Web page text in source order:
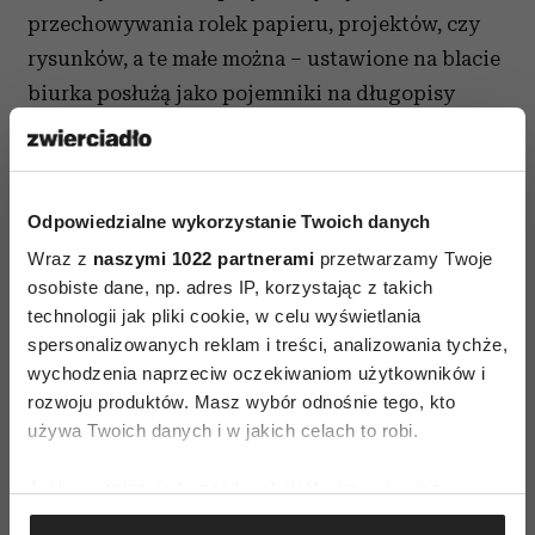
Odpowiedzialne wykorzystanie Twoich danych
Wraz z naszymi 1022 partnerami przetwarzamy Twoje
osobiste dane, np. adres IP, korzystając z takich
technologii jak pliki cookie, w celu wyświetlania
spersonalizowanych reklam i treści, analizowania tychże,
wychodzenia naprzeciw oczekiwaniom użytkowników i
rozwoju produktów. Masz wybór odnośnie tego, kto
używa Twoich danych i w jakich celach to robi.
Gromadzić dane dotyczące Twojej lokalizacji
przechowywania rolek papieru, projektów, czy
rysunków, a te małe można – ustawione na blacie
biurka posłużą jako pojemniki na długopisy
i inne drobne przedmioty.